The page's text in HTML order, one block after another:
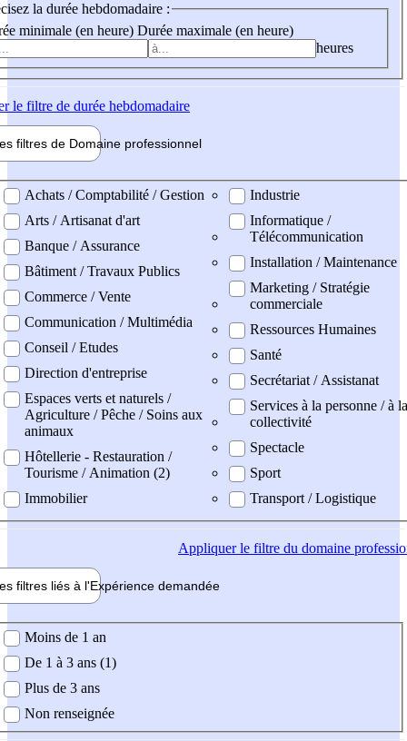
la durée hebdomadaire :
minimale (en heure) Durée maximale (en heure)
heures
le filtre de durée hebdomadaire
filtres de Domaine professionnel
professionel
Achats / Comptabilité / Gestion
Arts / Artisanat d'art
Banque / Assurance
Bâtiment / Travaux Publics
Commerce / Vente
Communication / Multimédia
Conseil / Etudes
Direction d'entreprise
Espaces verts et naturels /
Agriculture / Pêche / Soins aux
animaux
Hôtellerie - Restauration /
Tourisme / Animation (2)
Immobilier
Industrie
Informatique /
Télécommunication
Installation / Maintenance
Marketing / Stratégie
commerciale
Ressources Humaines
Santé
Secrétariat / Assistanat
Services à la personne / à la
collectivité
Spectacle
Sport
Transport / Logistique
Appliquerle filtre du domaine
filtres liés à l'Expérience demandée
demandée
Moins de 1 an
De 1 à 3 ans (1)
Plus de 3 ans
Non renseignée